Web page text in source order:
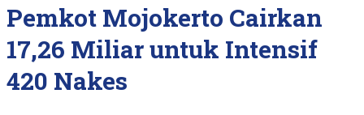
Pemkot Mojokerto Cairkan
17,26 Miliar untuk Intensif
420 Nakes